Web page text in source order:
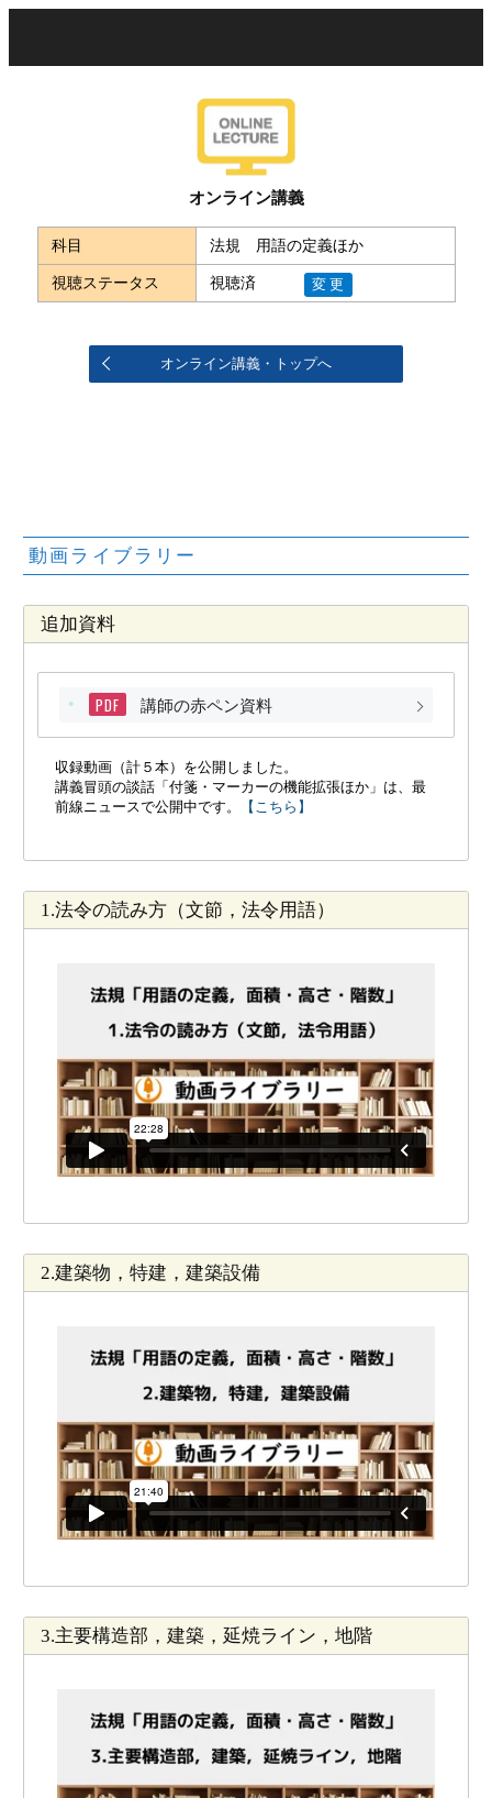
オンライン講義
科目 法規 用語の定義ほか
視聴ステータス 視聴済 変更
オンライン講義・トップへ
動画ライブラリー
追加資料
PDF 講師の赤ペン資料
収録動画（計５本）を公開しました。
講義冒頭の談話「付箋・マーカーの機能拡張ほか」は、最
前線ニュースで公開中です。
【こちら】
1.法令の読み方（文節，法令用語）
2.建築物，特建，建築設備
3.主要構造部，建築，延焼ライン，地階